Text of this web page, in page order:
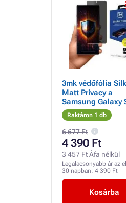
3mk védőfólia
Matt Privacy a
Samsung Galaxy
készülékhez -
Felbontott
Raktáron 1 db
6 677 Ft
4 390 Ft
3 457 Ft Áfa nélkül
Legalacsonyabb ár az
30 napban: 4 390 Ft
Kosárba